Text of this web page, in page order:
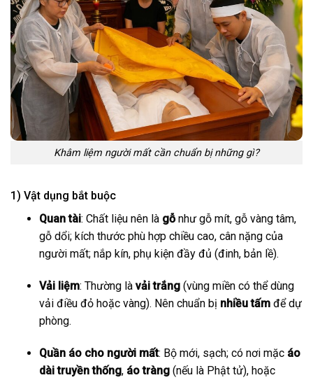
Khâm liệm người mất cần chuẩn bị những gì?
1) Vật dụng bắt buộc
Quan tài: Chất liệu nên là gỗnhư gỗ mít, gỗ vàng tâm,
gỗ dổi; kích thước phù hợp chiều cao, cân nặng của
người mất; nắp kín, phụ kiện đầy đủ (đinh, bản lề).
Vải liệm: Thường là vải trắng(vùng miền có thể dùng
vải điều đỏ hoặc vàng). Nên chuẩn bị nhiều tấmđể dự
phòng.
Quần áo cho người mất: Bộ mới, sạch; có nơi mặc áo
dài truyền thống, áo tràng(nếu là Phật tử), hoặc